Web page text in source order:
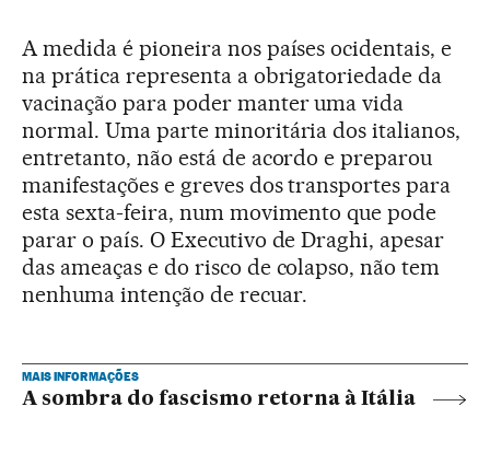
A medida é pioneira nos países ocidentais, e
na prática representa a obrigatoriedade da
vacinação para poder manter uma vida
normal. Uma parte minoritária dos italianos,
entretanto, não está de acordo e preparou
manifestações e greves dos transportes para
esta sexta-feira, num movimento que pode
parar o país. O Executivo de Draghi, apesar
das ameaças e do risco de colapso, não tem
nenhuma intenção de recuar.
MAIS INFORMAÇÕES
A sombra do fascismo retorna à Itália